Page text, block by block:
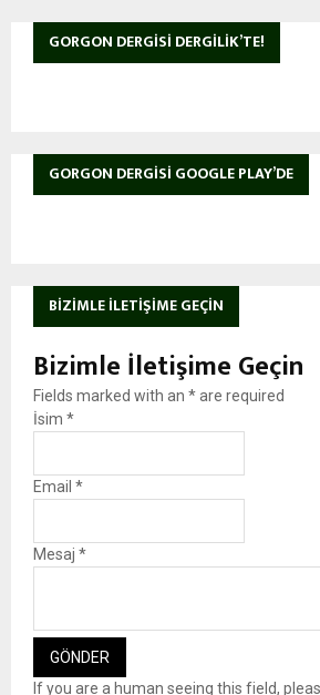
GORGON DERGISI DERGILIK’TE!
GORGON DERGISI GOOGLE PLAY’DE
BIZIMLE İLETIŞIME GEÇIN
Bizimle İletişime Geçin
Fields marked with an *are required
İsim *
Email *
Mesaj *
If you are a human seeing this field,